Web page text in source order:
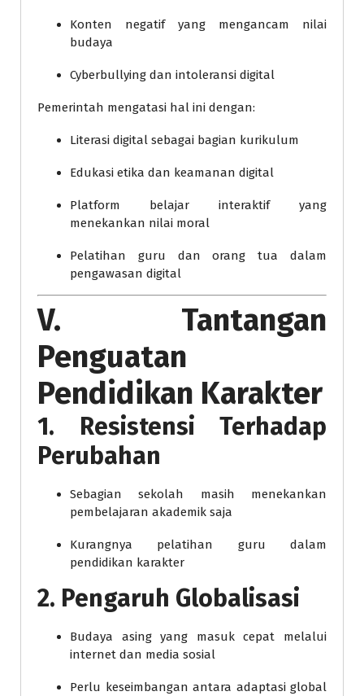
Konten negatif yang mengancam nilai
budaya
Cyberbullying dan intoleransi digital
Pemerintah mengatasi hal ini dengan:
Literasi digital sebagai bagian kurikulum
Edukasi etika dan keamanan digital
Platform belajar interaktif yang
menekankan nilai moral
Pelatihan guru dan orang tua dalam
pengawasan digital
V. Tantangan
Penguatan
Pendidikan Karakter
1. Resistensi Terhadap
Perubahan
Sebagian sekolah masih menekankan
pembelajaran akademik saja
Kurangnya pelatihan guru dalam
pendidikan karakter
2. Pengaruh Globalisasi
Budaya asing yang masuk cepat melalui
internet dan media sosial
Perlu keseimbangan antara adaptasi global